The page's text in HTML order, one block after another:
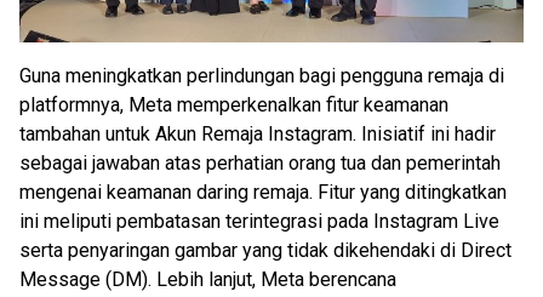
Guna meningkatkan perlindungan bagi pengguna remaja di
platformnya, Meta memperkenalkan fitur keamanan
tambahan untuk Akun Remaja Instagram. Inisiatif ini hadir
sebagai jawaban atas perhatian orang tua dan pemerintah
mengenai keamanan daring remaja. Fitur yang ditingkatkan
ini meliputi pembatasan terintegrasi pada Instagram Live
serta penyaringan gambar yang tidak dikehendaki di Direct
Message (DM). Lebih lanjut, Meta berencana